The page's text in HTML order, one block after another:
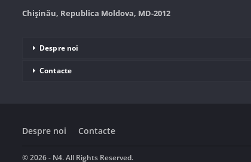
Chișinău, Republica Moldova, MD-2012
Despre noi
Contacte
Despre noi Contacte
© 2026 - N4. All Rights Reserved.